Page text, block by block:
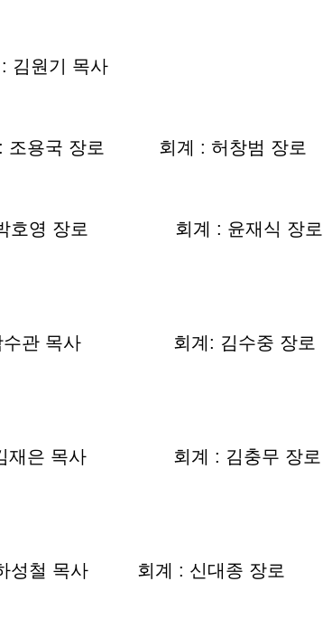
기 목사
용국 장로 회계 : 허창범 장로
호영 장로 회계 : 윤재식 장로
관 목사 회계: 김수중 장로
은 목사 회계 : 김충무 장로
철 목사 회계 : 신대종 장로